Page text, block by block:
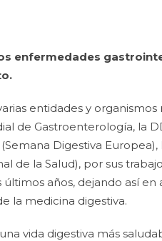
enfermedades
entidades y organismos
de Gastroenterología, la
Digestiva Europea),
de la Salud), por sus
últimos años, dejando así
la medicina digestiva.
vida digestiva más